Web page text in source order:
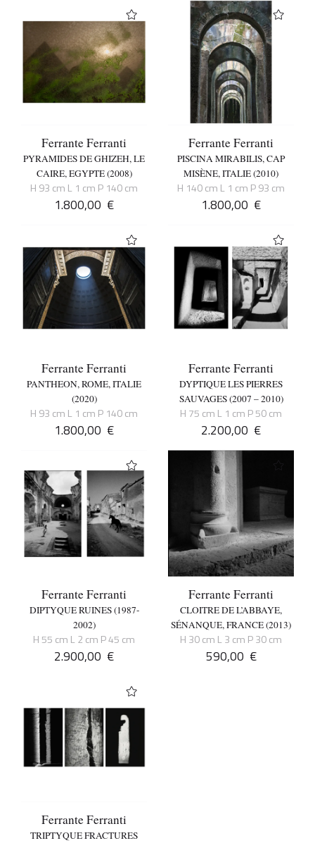
Ferrante Ferranti
PYRAMIDES DE GHIZEH, LE
CAIRE, EGYPTE (2008)
H 93 cm L 1 cm P 140 cm
1.800,00 €
Ferrante Ferranti
PISCINA MIRABILIS, CAP
MISÈNE, ITALIE (2010)
H 140 cm L 1 cm P 93 cm
1.800,00 €
Ferrante Ferranti
PANTHEON, ROME, ITALIE
(2020)
H 93 cm L 1 cm P 140 cm
1.800,00 €
Ferrante Ferranti
DYPTIQUE LES PIERRES
SAUVAGES (2007 – 2010)
H 75 cm L 1 cm P 50 cm
2.200,00 €
Ferrante Ferranti
DIPTYQUE RUINES (1987-
2002)
H 55 cm L 2 cm P 45 cm
2.900,00 €
Ferrante Ferranti
CLOITRE DE L’ABBAYE,
SÉNANQUE, FRANCE (2013)
H 30 cm L 3 cm P 30 cm
590,00 €
Ferrante Ferranti
TRIPTYQUE FRACTURES